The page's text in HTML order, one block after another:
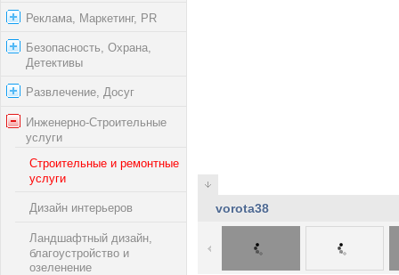
Реклама, Маркетинг, PR
Безопасность, Охрана,
Детективы
Развлечение, Досуг
Инженерно-Строительные
услуги
Строительные и ремонтные
услуги
Дизайн интерьеров
Ландшафтный дизайн,
благоустройство и
озеленение
vorota38